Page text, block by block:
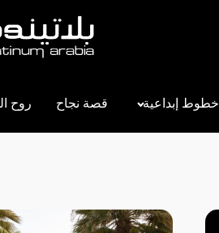
خطوط إبداعية قصة نجاح روح